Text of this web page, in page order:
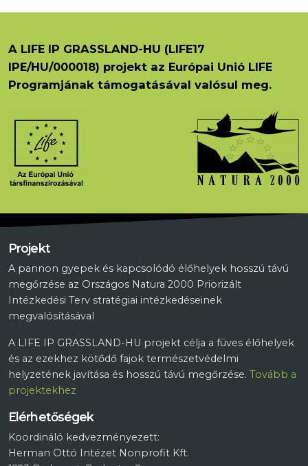
A LIFE IP GRASSLAND-HU (LIFE17
IPE/HU/000018) projekt az Európai Unió LIFE
Programjának támogatásával valósul meg.
Projekt
A pannon gyepek és kapcsolódó élőhelyek hosszú távú
megőrzése az Országos Natura 2000 Priorizált
Intézkedési Terv stratégiai intézkedéseinek
megvalósításával
A LIFE IP GRASSLAND-HU projekt célja a füves élőhelyek
és az ezekhez kötődő fajok természetvédelmi
helyzetének javítása és hosszú távú megőrzése. Tovább a
projektekhez
Elérhetőségek
Koordináló kedvezményezett:
Herman Ottó Intézet Nonprofit Kft.